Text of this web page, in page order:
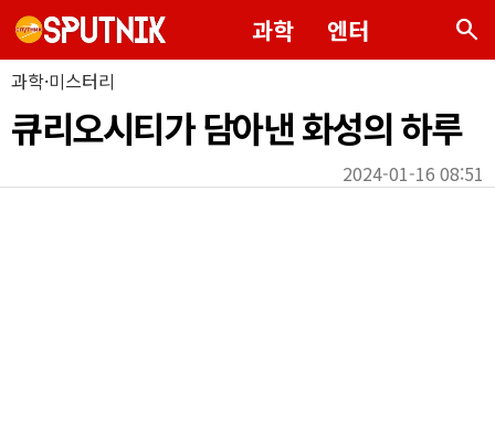
과학 엔터 search
과학·미스터리
큐리오시티가 담아낸 화성의 하루
2024-01-16 08:51